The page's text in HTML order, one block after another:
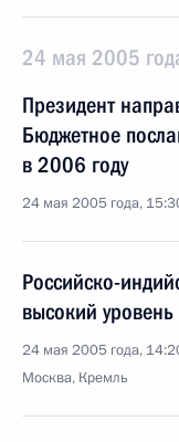
24 мая 2005
Президент
Бюджетное
в 2006 году
24 мая 2005 года,
Российско-
высокий
24 мая 2005 года,
Москва, Кремль